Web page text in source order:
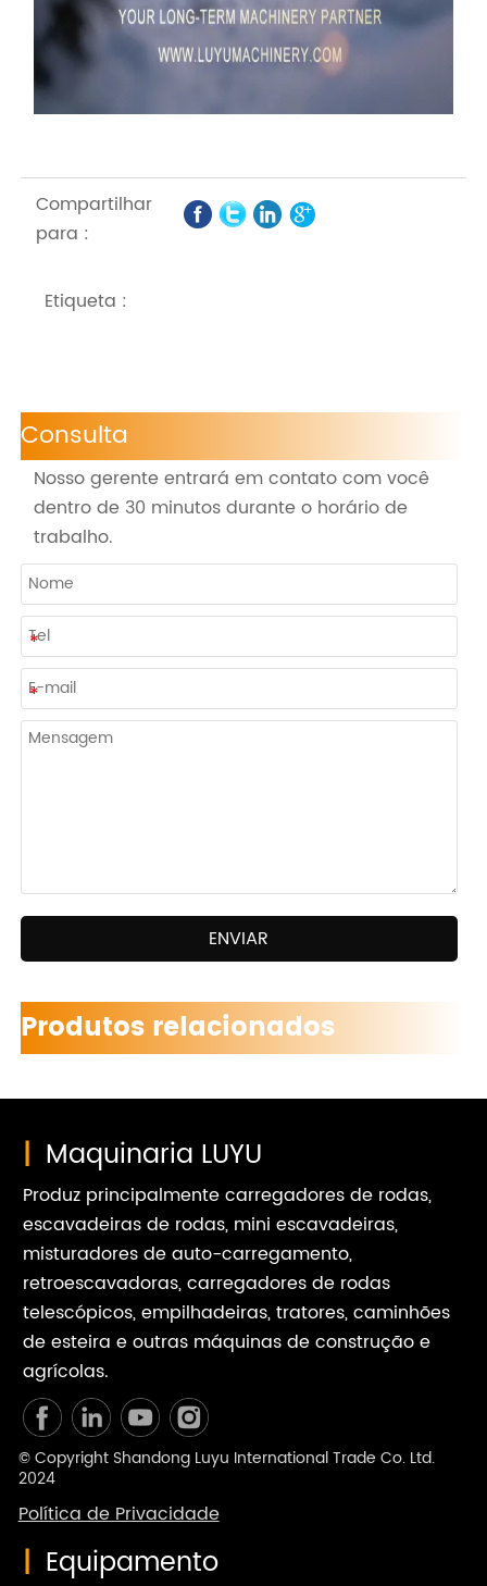
Compartilhar
para :
Etiqueta :
Consulta
Nosso gerente entrará em contato com você
dentro de 30 minutos durante o horário de
trabalho.
ENVIAR
Produtos relacionados
| Maquinaria LUYU
Produz principalmente carregadores de rodas,
escavadeiras de rodas, mini escavadeiras,
misturadores de auto-carregamento,
retroescavadoras, carregadores de rodas
telescópicos, empilhadeiras, tratores, caminhões
de esteira e outras máquinas de construção e
agrícolas.
© Copyright Shandong Luyu International Trade Co. Ltd.
2024
Política de Privacidade
| Equipamento